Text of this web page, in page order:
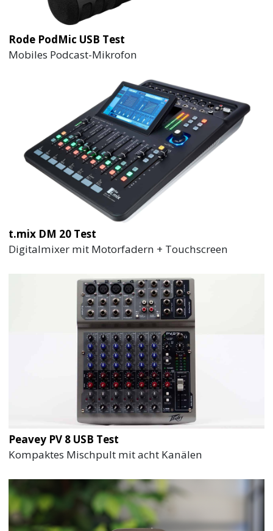
Rode PodMic USB Test
Mobiles Podcast-Mikrofon
t.mix DM 20 Test
Digitalmixer mit Motorfadern + Touchscreen
Peavey PV 8 USB Test
Kompaktes Mischpult mit acht Kanälen